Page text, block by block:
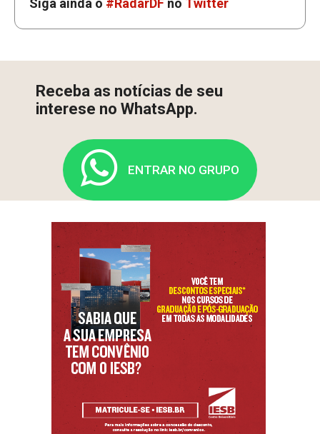
Siga ainda o #RadarDF no Twitter
Receba as notícias de seu
interese no WhatsApp.
ENTRAR NO GRUPO